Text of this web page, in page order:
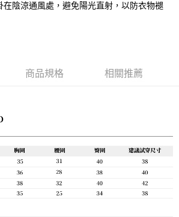
在陰涼通風處，避免陽光直射，以防衣物褪
商品規格 相關推薦